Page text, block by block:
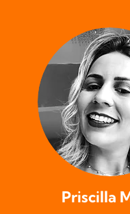
Priscilla